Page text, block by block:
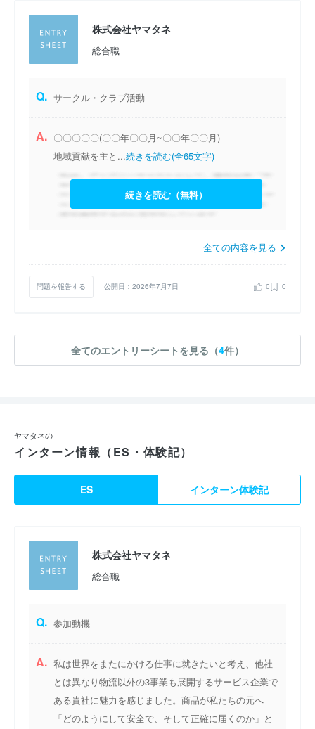
株式会社ヤマタネ
総合職
Q. サークル・クラブ活動
A. 〇〇〇〇〇(〇〇年〇〇月~〇〇年〇〇月)
地域貢献を主と...続きを読む(全65文字)
続きを読む（無料）
全ての内容を見る
問題を報告する 公開日：2026年7月7日 0 0
全てのエントリーシートを見る（4件）
ヤマタネの
インターン情報（ES・体験記）
ES インターン体験記
株式会社ヤマタネ
総合職
Q. 参加動機
A. 私は世界をまたにかける仕事に就きたいと考え、他社
とは異なり物流以外の3事業も展開するサービス企業で
ある貴社に魅力を感じました。商品が私たちの元へ
「どのようにして安全で、そして正確に届くのか」と